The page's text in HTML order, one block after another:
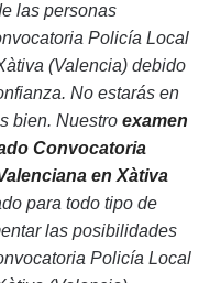
las personas
Policía Local
(Valencia) debido
No estarás en
bien. Nuestro examen
Convocatoria
en Xàtiva
para todo tipo de
las posibilidades
Policía Local